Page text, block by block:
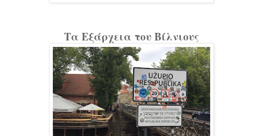
Τα Εξάρχεια του Βίλνιους